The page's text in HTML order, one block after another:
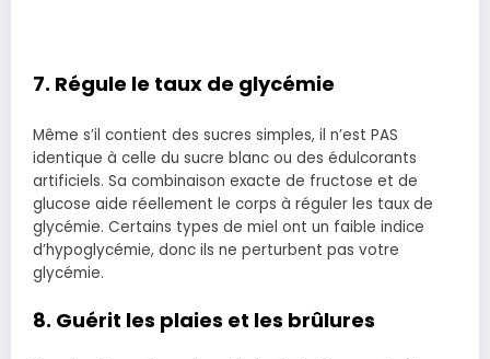
7. Régule le taux de glycémie
Même s’il contient des sucres simples, il n’est PAS
identique à celle du sucre blanc ou des édulcorants
artificiels. Sa combinaison exacte de fructose et de
glucose aide réellement le corps à réguler les taux de
glycémie. Certains types de miel ont un faible indice
d’hypoglycémie, donc ils ne perturbent pas votre
glycémie.
8. Guérit les plaies et les brûlures